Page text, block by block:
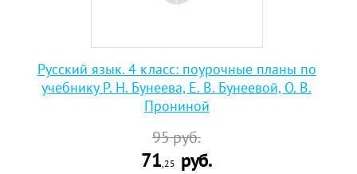
Русский язык. 4 класс: поурочные планы по
учебнику Р. Н. Бунеева, Е. В. Бунеевой, О. В.
Прониной
95руб.
71,25 руб.